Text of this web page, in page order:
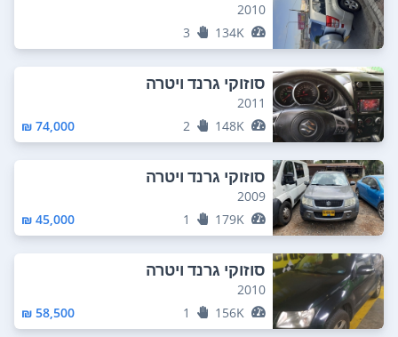
2010
134K
3
סוזוקי גרנד ויטרה
2011
148K
2
74,000 ₪
סוזוקי גרנד ויטרה
2009
179K
1
45,000 ₪
סוזוקי גרנד ויטרה
2010
156K
1
58,500 ₪